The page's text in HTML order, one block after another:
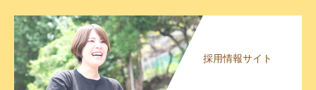
採用情報サイト